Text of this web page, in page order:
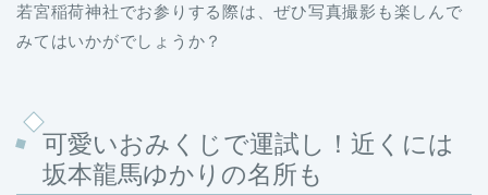
若宮稲荷神社でお参りする際は、ぜひ写真撮影も楽しんで
みてはいかがでしょうか？
可愛いおみくじで運試し！近くには
坂本龍馬ゆかりの名所も